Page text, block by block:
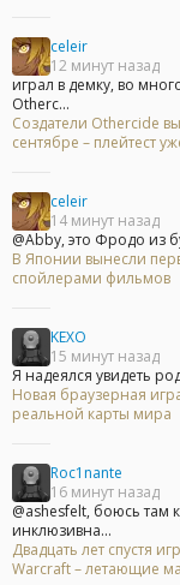
celeir
12 минут назад
играл в демку, во
Otherc...
Создатели Othercide
сентябре – плейтест
celeir
14 минут назад
@Abby, это Фродо из
В Японии вынесли
спойлерами фильмов
KEXO
15 минут назад
Я надеялся увидеть
Новая браузерная
реальной карты мира
Roc1nante
16 минут назад
@ashesfelt, боюсь
инклюзивна...
Двадцать лет спустя
Warcraft – летающие